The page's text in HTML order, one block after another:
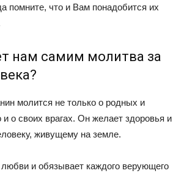
помните, что и Вам понадобится их
нам самим молитва за
молится не только о родных и
о своих врагах. Он желает здоровья и
живущему на земле.
любви и обязывает каждого верующего